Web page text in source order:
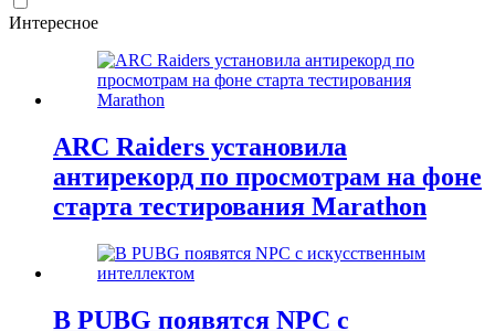
Интересное
ARC Raiders установила
антирекорд по просмотрам на фоне
старта тестирования Marathon
В PUBG появятся NPC с